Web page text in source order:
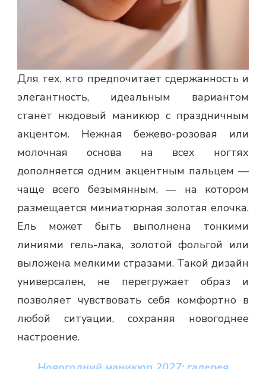
Для тех, кто предпочитает сдержанность и
элегантность, идеальным вариантом
станет нюдовый маникюр с праздничным
акцентом. Нежная бежево-розовая или
молочная основа на всех ногтях
дополняется одним акцентным пальцем —
чаще всего безымянным, — на котором
размещается миниатюрная золотая елочка.
Ель может быть выполнена тонкими
линиями гель-лака, золотой фольгой или
выложена мелкими стразами. Такой дизайн
универсален, не перегружает образ и
позволяет чувствовать себя комфортно в
любой ситуации, сохраняя новогоднее
настроение.